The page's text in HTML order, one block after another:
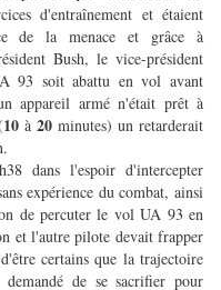
d'entraînement et étaient
de la menace et grâce à
Bush, le vice-président
93 soit abattu en vol avant
appareil armé n'était prêt à
10 à20 minutes) un retarderait
dans l'espoir d'intercepter
expérience du combat, ainsi
de percuter le vol UA 93 en
et l'autre pilote devait frapper
certains que la trajectoire
de se sacrifier pour